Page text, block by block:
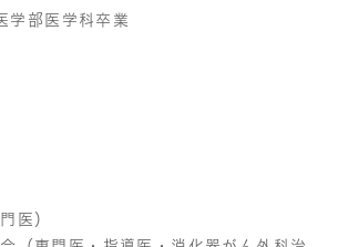
学部医学科卒業
医）